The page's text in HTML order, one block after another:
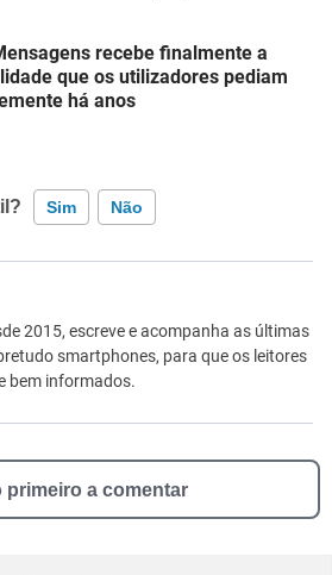
recebe finalmente a
que os utilizadores pediam
há anos
Sim Não
informação incorreta
a informação que procuro
2015, escreve e acompanha as últimas
smartphones, para que os leitores
bem informados.
primeiro a comentar